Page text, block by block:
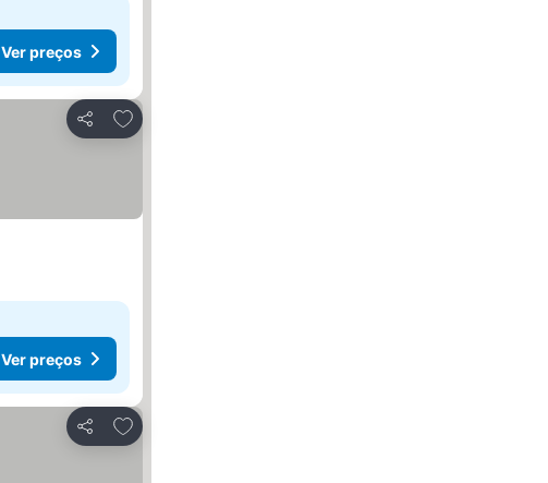
Ver preços
Partilhar
Adicionar aos favoritos
Ver preços
Partilhar
Adicionar aos favoritos